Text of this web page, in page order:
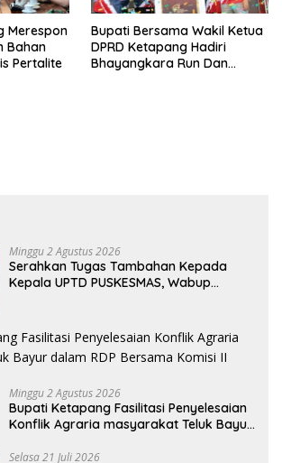
Merespon
Bahan
Pertalite
Bupati Bersama Wakil Ketua
DPRD Ketapang Hadiri
Bhayangkara Run Dan
Minggu 2 Agustus 2026
Serahkan Tugas Tambahan Kepada
Kepala UPTD PUSKESMAS, Wabup
Minggu 2 Agustus 2026
Bupati Ketapang Fasilitasi Penyelesaian
Konflik Agraria masyarakat Teluk Bayur
Selasa 21 Juli 2026